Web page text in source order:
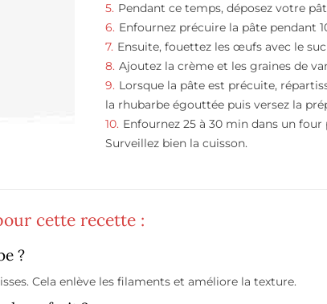
Pendant ce temps, déposez votre
Enfournez précuire la pâte pendant
Ensuite, fouettez les œufs avec le
Ajoutez la crème et les graines de
Lorsque la pâte est précuite,
la rhubarbe égouttée puis versez la
Enfournez 25 à 30 min dans un four
Surveillez bien la cuisson.
cette recette :
?
Cela enlève les filaments et améliore la texture.